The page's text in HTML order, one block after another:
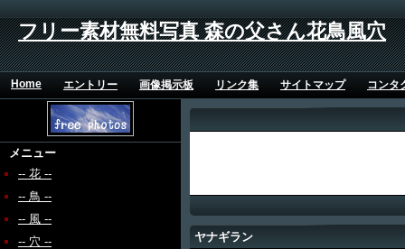
フリー素材無料写真 森の父さん花鳥風穴
Home エントリー 画像掲示板 リンク集 サイトマップ コンタ
メニュー
-- 花 --
-- 鳥 --
-- 風 --
-- 穴 --
ヤナギラン